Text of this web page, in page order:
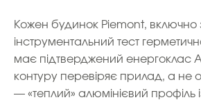
Кожен будинок Piemont, включно
інструментальний тест
має підтверджений енергоклас
контуру перевіряє прилад, а не
— «теплий» алюмінієвий